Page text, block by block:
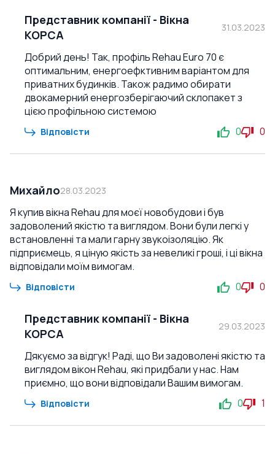
Представник компанії - Вікна
КОРСА
31.03.2023
Добрий день! Так, профіль Rehau Euro 70 є
оптимальним, енергоефктивним варіантом для
приватних будинків. Також радимо обирати
двокамерний енергозберігаючий склопакет з
цією профільною системою
Відповісти 0 0
Михайло28.03.2023
Я купив вікна Rehau для моєї новобудови і був
задоволений якістю та виглядом. Вони були легкі у
встановленні та мали гарну звукоізоляцію. Як
підприємець, я ціную якість за невеликі гроші, і ці вікна
відповідали моїм вимогам.
Відповісти 0 0
Представник компанії - Вікна
КОРСА
29.03.2023
Дякуємо за відгук! Раді, що Ви задоволені якістю та
виглядом вікон Rehau, які придбали у нас. Нам
приємно, що вони відповідали Вашим вимогам.
Відповісти 0 1